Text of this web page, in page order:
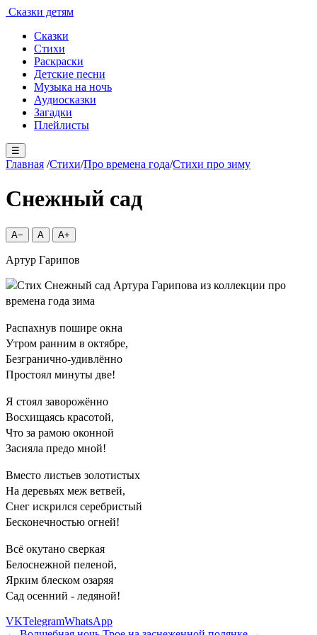
Сказки детям
Сказки
Стихи
Раскраски
Детские песни
Музыка на ночь
Аудиосказки
Загадки
Плейлисты
☰
Главная /Стихи/Про времена года/Стихи про зиму
Снежный сад
A− A A+
Артур Гарипов
Распахнув пошире окна
Утром ранним в октябре,
Безгранично-удивлённо
Простоял минуты две!
Я стоял заворожённо
Восхищаясь красотой,
Что за рамою оконной
Засияла предо мной!
Вместо листьев золотистых
На деревьях меж ветвей,
Снег искрился серебристый
Бесконечностью огней!
Всё окутано сверкая
Белоснежной пеленой,
Ярким блеском озаряя
Сад осенний - ледяной!
VKTelegramWhatsApp